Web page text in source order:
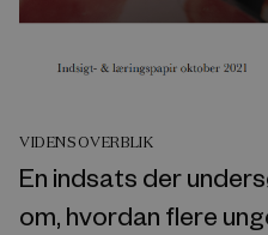
VIDENSOVERBLIK
En indsats der
om, hvordan flere